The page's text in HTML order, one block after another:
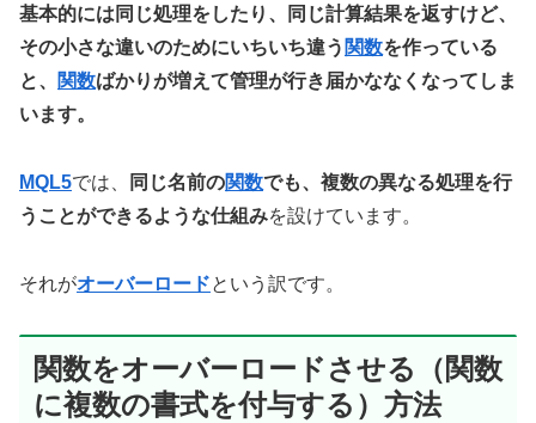
基本的には同じ処理をしたり、同じ計算結果を返すけど、
その小さな違いのためにいちいち違う 関数を作っている
と、
関数ばかりが増えて管理が行き届かななくなってしま
います。
MQL5では、 同じ名前の関数でも、複数の異なる処理を行
うことができるような仕組みを設けています。
それがオーバーロードという訳です。
関数をオーバーロードさせる（関数
に複数の書式を付与する）方法